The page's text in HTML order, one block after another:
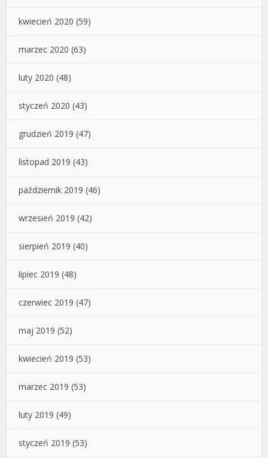
kwiecień 2020 (59)
marzec 2020 (63)
luty 2020 (48)
styczeń 2020 (43)
grudzień 2019 (47)
listopad 2019 (43)
październik 2019 (46)
wrzesień 2019 (42)
sierpień 2019 (40)
lipiec 2019 (48)
czerwiec 2019 (47)
maj 2019 (52)
kwiecień 2019 (53)
marzec 2019 (53)
luty 2019 (49)
styczeń 2019 (53)